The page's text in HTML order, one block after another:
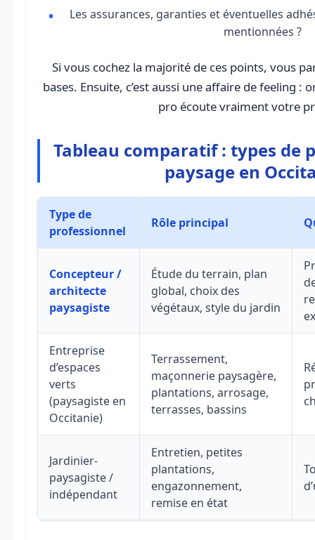
Les assurances, garanties et éventuelles
mentionnées ?
Si vous cochez la majorité de ces points, vous
bases. Ensuite, c’est aussi une affaire de feeling :
pro écoute vraiment votre
Tableau comparatif : types de
paysage en
Type de
professionnel
Rôle principal
Concepteur /
architecte
paysagiste
Étude du terrain, plan
global, choix des
végétaux, style du jardin
Entreprise
d’espaces
verts
(paysagiste en
Occitanie)
Terrassement,
maçonnerie paysagère,
plantations, arrosage,
terrasses, bassins
Jardinier-
paysagiste /
indépendant
Entretien, petites
plantations,
engazonnement,
remise en état